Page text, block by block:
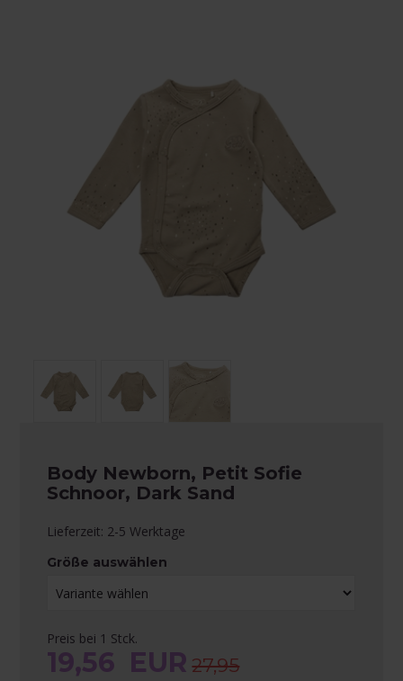
Body Newborn, Petit Sofie
Schnoor, Dark Sand
Lieferzeit: 2-5 Werktage
Größe auswählen
Preis bei 1 Stck.
19,56 EUR 27,95